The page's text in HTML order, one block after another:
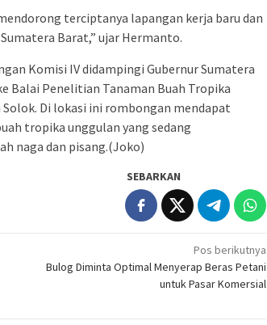
terciptanya lapangan kerja baru dan
Barat,” ujar Hermanto.
Komisi IV didampingi Gubernur Sumatera
Balai Penelitian Tanaman Buah Tropika
Di lokasi ini rombongan mendapat
tropika unggulan yang sedang
naga dan pisang.(Joko)
SEBARKAN
Pos berikutnya
Bulog Diminta Optimal Menyerap Beras Petani
untuk Pasar Komersial